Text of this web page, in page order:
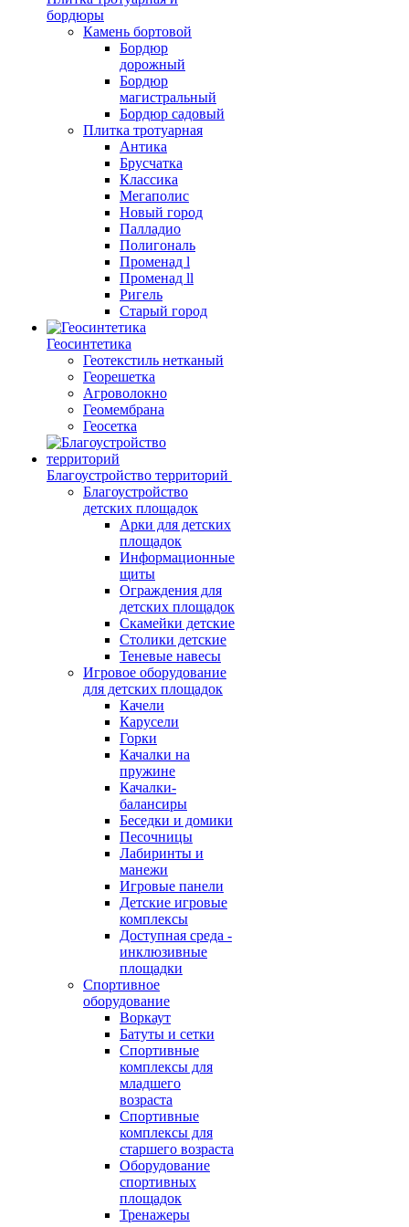
бордюры
Камень бортовой
Бордюр
дорожный
Бордюр
магистральный
Бордюр садовый
Плитка тротуарная
Антика
Брусчатка
Классика
Мегаполис
Новый город
Палладио
Полигональ
Променад l
Променад ll
Ригель
Старый город
Геосинтетика
Геотекстиль нетканый
Георешетка
Агроволокно
Геомембрана
Геосетка
Благоустройство территорий
Благоустройство
детских площадок
Арки для детских
площадок
Информационные
щиты
Ограждения для
детских площадок
Скамейки детские
Столики детские
Теневые навесы
Игровое оборудование
для детских площадок
Качели
Карусели
Горки
Качалки на
пружине
Качалки-
балансиры
Беседки и домики
Песочницы
Лабиринты и
манежи
Игровые панели
Детские игровые
комплексы
Доступная среда -
инклюзивные
площадки
Спортивное
оборудование
Воркаут
Батуты и сетки
Спортивные
комплексы для
младшего
возраста
Спортивные
комплексы для
старшего возраста
Оборудование
спортивных
площадок
Тренажеры